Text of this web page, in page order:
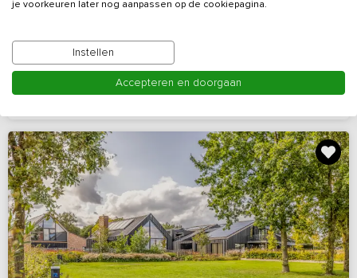
fitnessbos
10 - 22 9 4
Bekijk details
je voorkeuren later nog aanpassen op de cookiepagina.
Instellen
Accepteren en doorgaan